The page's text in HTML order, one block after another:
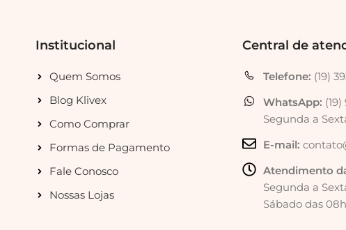
Institucional
Quem Somos
Blog Klivex
Como Comprar
Formas de Pagamento
Fale Conosco
Nossas Lojas
Central de
Telefone: (19)
WhatsApp:
Segunda a
E-mail:
Atendimento
Segunda a
Sábado das 08h